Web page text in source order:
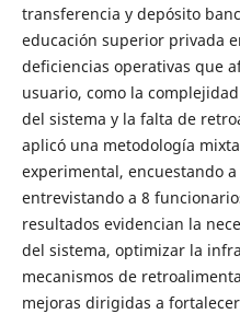
transferencia y depósito
educación superior privada
deficiencias operativas que
usuario, como la
del sistema y la falta de
aplicó una metodología
experimental, encuestando
entrevistando a 8
resultados evidencian la
del sistema, optimizar la
mecanismos de
mejoras dirigidas a